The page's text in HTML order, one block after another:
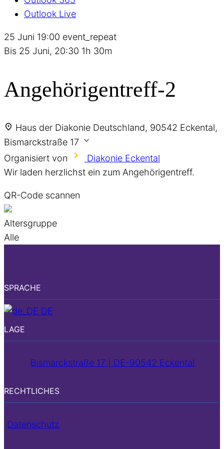
Outlook Live
25 Juni 19:00 event_repeat
Bis 25 Juni, 20:30 1h 30m
Angehörigentreff-2
Haus der Diakonie Deutschland, 90542 Eckental,
Bismarckstraße 17
Organisiert von
Diakonie Eckental
Wir laden herzlichst ein zum Angehörigentreff.
QR-Code scannen
Altersgruppe
Alle
SPRACHE
DE
LAGE
Bismarckstraße 17 | DE-90542 Eckental
RECHTLICHES
Datenschutz